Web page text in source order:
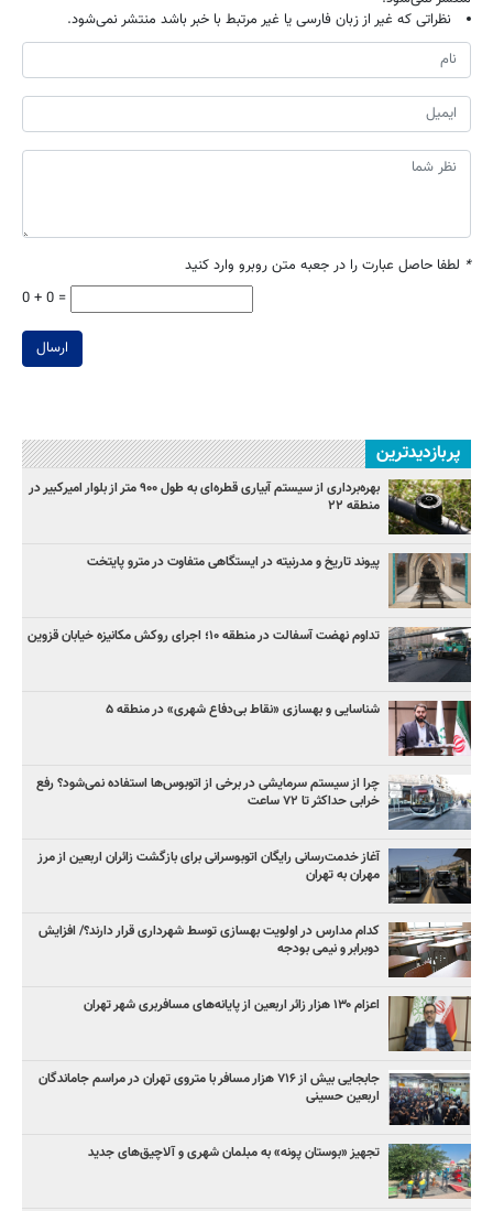
نظراتی که غیر از زبان فارسی یا غیر مرتبط با خبر باشد منتشر نمی‌شود.
* لطفا حاصل عبارت را در جعبه متن روبرو وارد کنید
0 + 0 =
ارسال
پربازدیدترین
بهره‌برداری از سیستم آبیاری قطره‌ای به طول ۹۰۰ متر از بلوار امیرکبیر در
منطقه ۲۲
پیوند تاریخ و مدرنیته در ایستگاهی متفاوت در مترو پایتخت
تداوم نهضت آسفالت در منطقه ۱۰؛ اجرای روکش مکانیزه خیابان قزوین
شناسایی و بهسازی «نقاط بی‌دفاع شهری» در منطقه ۵
چرا از سیستم سرمایشی در برخی از اتوبوس‌ها استفاده نمی‌شود؟ رفع
خرابی حداکثر تا ۷۲ ساعت
آغاز خدمت‌رسانی رایگان اتوبوسرانی برای بازگشت زائران اربعین از مرز
مهران به تهران
کدام مدارس در اولویت بهسازی توسط شهرداری قرار دارند؟/ افزایش
دوبرابر و نیمی بودجه
اعزام ۱۳۰ هزار زائر اربعین از پایانه‌های مسافربری شهر تهران
جابجایی بیش از ۷۱۶ هزار مسافر با متروی تهران در مراسم جاماندگان
اربعین حسینی
تجهیز «بوستان پونه» به مبلمان شهری و آلاچیق‌های جدید